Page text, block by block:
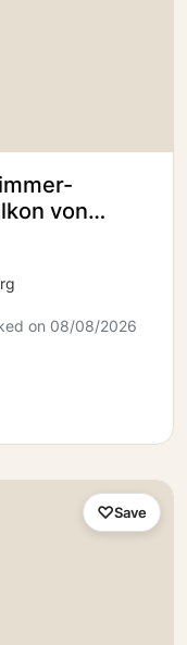
von
on 08/08/2026
Save